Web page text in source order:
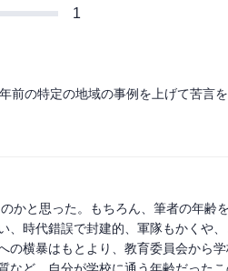
1
前の特定の地域の事例を上げて苦言
かと思った。もちろん、筆者の年齢
、時代錯誤で封建的、軍隊もかくや
の横暴はもとより、教育委員会から